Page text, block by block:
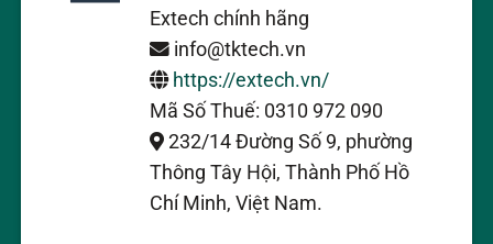
Extech chính hãng
info@tktech.vn
https://extech.vn/
Mã Số Thuế: 0310 972 090
232/14 Đường Số 9, phường
Thông Tây Hội, Thành Phố Hồ
Chí Minh, Việt Nam.